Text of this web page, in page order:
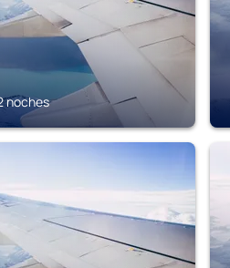
noches